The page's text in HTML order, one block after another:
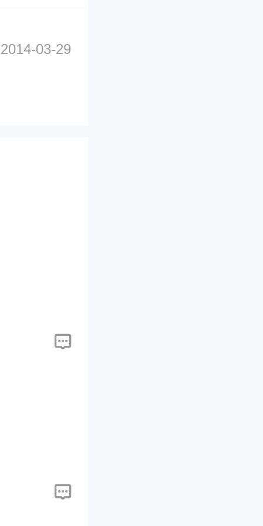
2014-03-29